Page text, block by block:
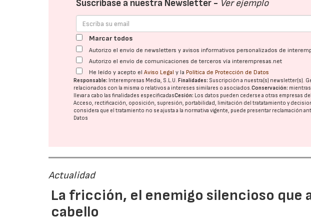
Suscríbase a nuestra Newsletter - Ver ejemplo
Marcar todos
Autorizo el envío de newsletters y avisos informativos personalizados de
Autorizo el envío de comunicaciones de terceros vía interempresas.net
He leído y acepto elAviso Legal y la Política de Protección de Datos
Responsable: Interempresas Media, S.L.U. Finalidades: Suscripción a nuestra(s) newsletter(s).
relacionados con la misma o relativos a intereses similares o asociados.Conservación:
llevar a cabo las finalidades especificadasCesión: Los datos pueden cederse a otras empresas
Acceso, rectificación, oposición, supresión, portabilidad, limitación del tratatamiento y
considera que el tratamiento no se ajusta a la normativa vigente, puede presentar reclamación
Datos
Actualidad
La fricción, el enemigo silencioso que
cabello